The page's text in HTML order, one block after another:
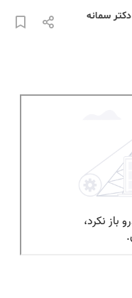
سمانه